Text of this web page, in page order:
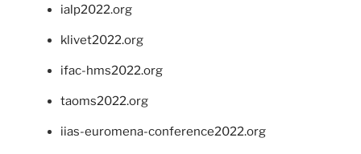
ialp2022.org
klivet2022.org
ifac-hms2022.org
taoms2022.org
iias-euromena-conference2022.org